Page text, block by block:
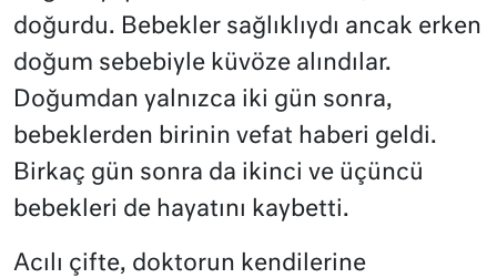
doğurdu. Bebekler sağlıklıydı ancak erken
doğum sebebiyle küvöze alındılar.
Doğumdan yalnızca iki gün sonra,
bebeklerden birinin vefat haberi geldi.
Birkaç gün sonra da ikinci ve üçüncü
bebekleri de hayatını kaybetti.
Acılı çifte, doktorun kendilerine